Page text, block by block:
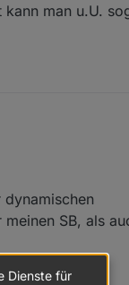
man u.U.
man auch jede
davon welche
und Bezug) greift
auf den SMA-
dynamischen
SB, als
Dienste für